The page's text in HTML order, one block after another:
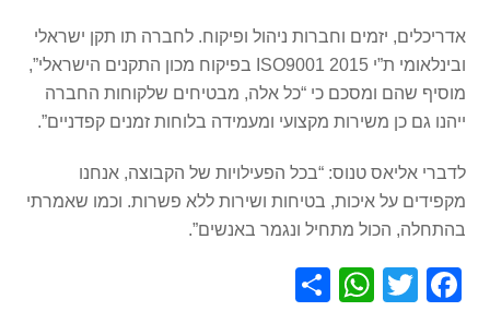
אדריכלים, יזמים וחברות ניהול ופיקוח. לחברה תו תקן ישראלי
ובינלאומי ת”י ISO9001 2015 בפיקוח מכון התקנים הישראלי”,
מוסיף שהם ומסכם כי “כל אלה, מבטיחים שלקוחות החברה
ייהנו גם כן משירות מקצועי ומעמידה בלוחות זמנים קפדניים”.
לדברי אליאס טנוס: “בכל הפעילויות של הקבוצה, אנחנו
מקפידים על איכות, בטיחות ושירות ללא פשרות. וכמו שאמרתי
בהתחלה, הכול מתחיל ונגמר באנשים”.
F
T
W